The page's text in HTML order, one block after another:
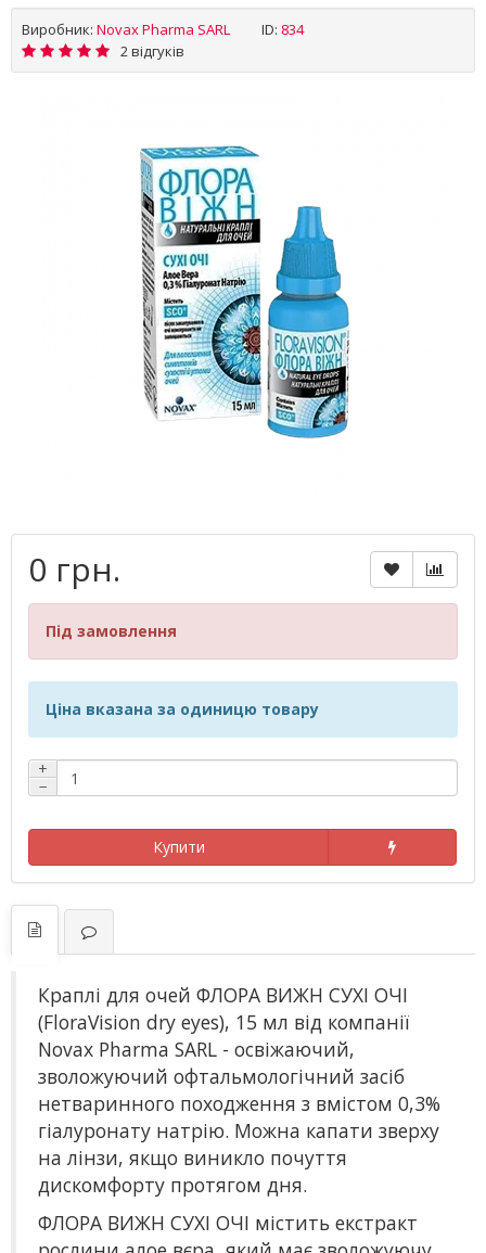
Виробник: Novax Pharma SARL ID: 834
2 відгуків
0 грн.
Під замовлення
Ціна вказана за одиницю товару
+
−
Купити
Краплі для очей ФЛОРА ВИЖН СУХІ ОЧІ
(FloraVision dry eyes), 15 мл від компанії
Novax Pharma SARL - освіжаючий,
зволожуючий офтальмологічний засіб
нетваринного походження з вмістом 0,3%
гіалуронату натрію. Можна капати зверху
на лінзи, якщо виникло почуття
дискомфорту протягом дня.
ФЛОРА ВИЖН СУХІ ОЧІ містить екстракт